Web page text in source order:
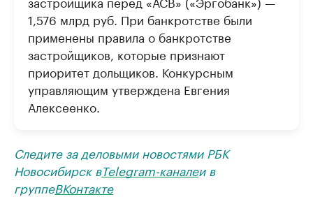
1,576 млрд руб. При банкротстве были
применены правила о банкротстве
застройщиков, которые признают
приоритет дольщиков. Конкурсным
управляющим утверждена Евгения
Алексеенко.
Следите за деловыми новостями РБК
Новосибирск вTelegram-каналеи в
группеВКонтакте